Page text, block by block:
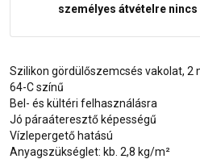
személyes átvételre nincs
Szilikon gördülőszemcsés vakolat, 2
64-C színű
Bel- és kültéri felhasználásra
Jó páraáteresztő képességű
Vízlepergető hatású
Anyagszükséglet: kb. 2,8 kg/m²